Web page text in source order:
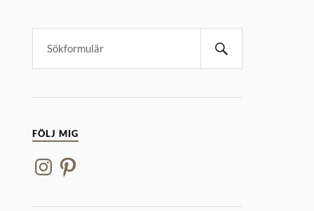
FÖLJ MIG